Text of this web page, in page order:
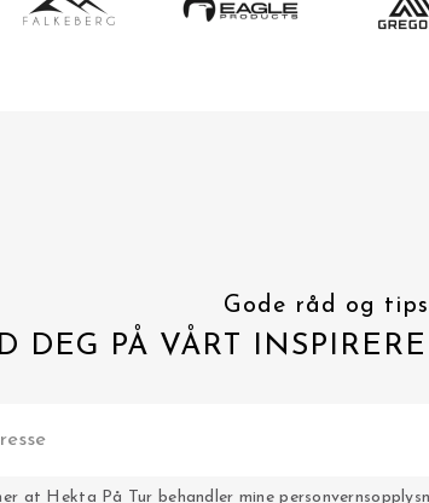
Gode råd og tips
DEG PÅ VÅRT
at Hekta På Tur behandler mine